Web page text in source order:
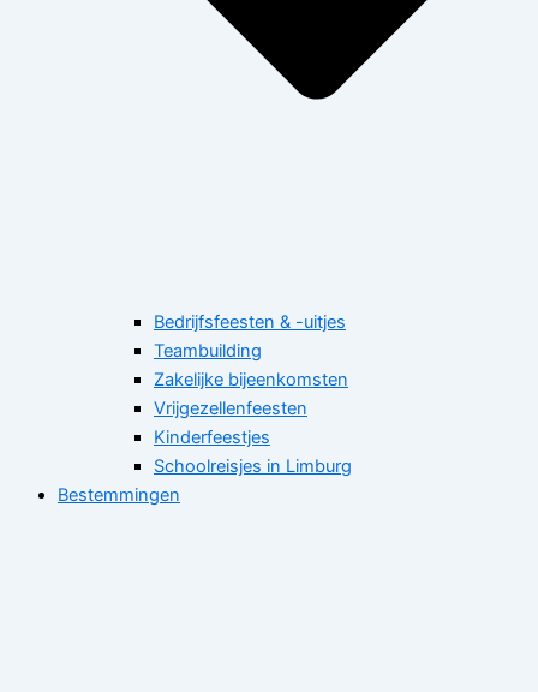
Bedrijfsfeesten & -uitjes
Teambuilding
Zakelijke bijeenkomsten
Vrijgezellenfeesten
Kinderfeestjes
Schoolreisjes in Limburg
Bestemmingen